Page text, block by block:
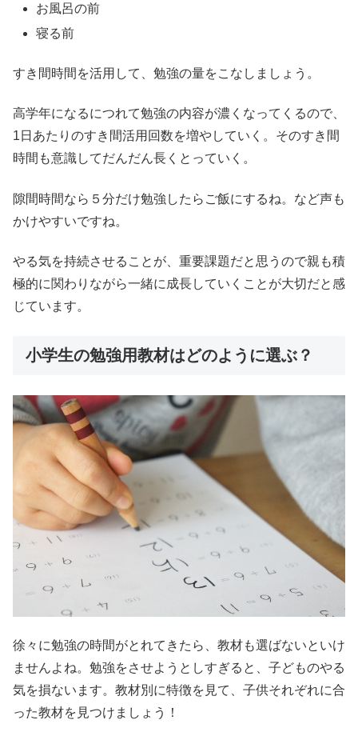
お風呂の前
寝る前
すき間時間を活用して、勉強の量をこなしましょう。
高学年になるにつれて勉強の内容が濃くなってくるので、
1日あたりのすき間活用回数を増やしていく。そのすき間
時間も意識してだんだん長くとっていく。
隙間時間なら５分だけ勉強したらご飯にするね。など声も
かけやすいですね。
やる気を持続させることが、重要課題だと思うので親も積
極的に関わりながら一緒に成長していくことが大切だと感
じています。
小学生の勉強用教材はどのように選ぶ？
徐々に勉強の時間がとれてきたら、教材も選ばないといけ
ませんよね。勉強をさせようとしすぎると、子どものやる
気を損ないます。教材別に特徴を見て、子供それぞれに合
った教材を見つけましょう！